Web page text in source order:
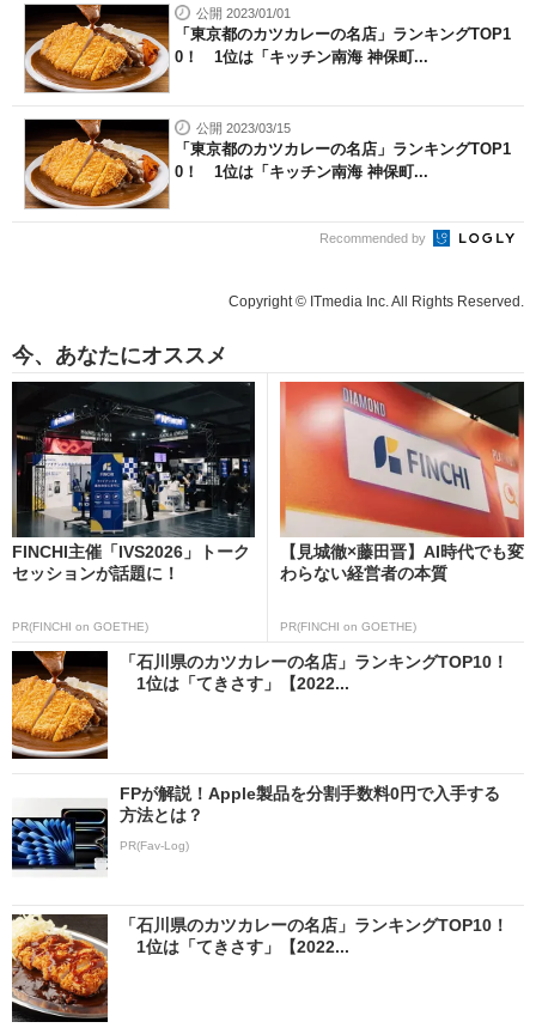
公開 2023/01/01
「東京都のカツカレーの名店」ランキングTOP1
0！ 1位は「キッチン南海 神保町...
公開 2023/03/15
「東京都のカツカレーの名店」ランキングTOP1
0！ 1位は「キッチン南海 神保町...
Recommended by
Copyright © ITmedia Inc. All Rights Reserved.
今、あなたにオススメ
FINCHI主催「IVS2026」トーク
セッションが話題に！
PR(FINCHI on GOETHE)
【見城徹×藤田晋】AI時代でも変
わらない経営者の本質
PR(FINCHI on GOETHE)
「石川県のカツカレーの名店」ランキングTOP10！
1位は「てきさす」【2022...
FPが解説！Apple製品を分割手数料0円で入手する
方法とは？
PR(Fav-Log)
「石川県のカツカレーの名店」ランキングTOP10！
1位は「てきさす」【2022...